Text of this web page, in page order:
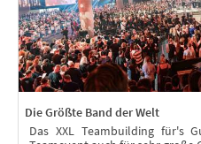
Die Größte Band der Welt
Das XXL Teambuilding für's